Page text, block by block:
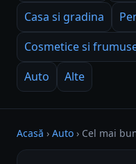
Casa si gradina
Cosmetice si
Auto
Alte
Acasă › Auto › Cel mai